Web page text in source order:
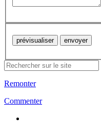
Remonter
Commenter